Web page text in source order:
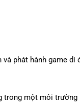
phát hành game
một môi